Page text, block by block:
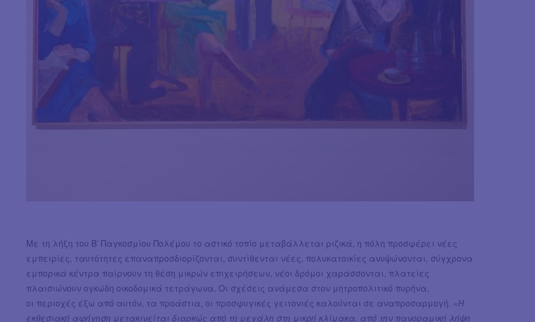
Με τη λήξη του Β’ Παγκοσμίου Πολέμου το αστικό τοπίο μεταβάλλεται ριζικά, η πόλη προσφέρει νέες
εμπειρίες, ταυτότητες επαναπροσδιορίζονται, συντίθενται νέες, πολυκατοικίες ανυψώνονται, σύγχρονα
εμπορικά κέντρα παίρνουν τη θέση μικρών επιχειρήσεων, νέοι δρόμοι χαράσσονται, πλατείες
πλαισιώνουν ογκώδη οικοδομικά τετράγωνα. Οι σχέσεις ανάμεσα στον μητροπολιτικό πυρήνα,
οι περιοχές έξω από αυτόν, τα προάστια, οι προσφυγικές γειτονιές καλούνται σε αναπροσαρμογή. «Η
εκθεσιακή αφήγηση μετακινείται διαρκώς από τη μεγάλη στη μικρή κλίμακα, από την πανοραμική λήψη